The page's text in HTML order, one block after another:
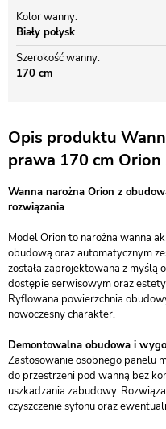
Kolor wanny
Biały połysk
Szerokość wanny
170 cm
Opis produktu
prawa 170 cm Orion
Wanna narożna Orion z
rozwiązania
Model Orion to narożna wanna
obudową oraz automatycznym
została zaprojektowana z myślą
dostępie serwisowym oraz
Ryflowana powierzchnia
nowoczesny charakter.
Demontowalna obudowa i
Zastosowanie osobnego panelu
do przestrzeni pod wanną bez
uszkadzania zabudowy.
czyszczenie syfonu oraz